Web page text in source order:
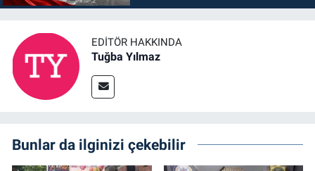
EDITÖR HAKKINDA
Tuğba Yılmaz
Bunlar da ilginizi çekebilir